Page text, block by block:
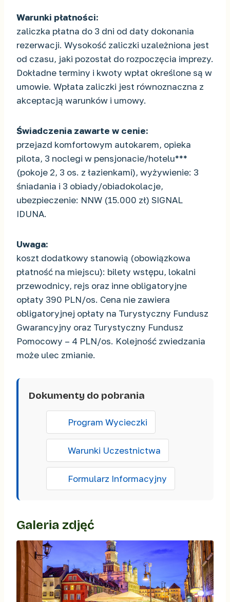
Warunki płatności:
zaliczka płatna do 3 dni od daty dokonania
rezerwacji. Wysokość zaliczki uzależniona jest
od czasu, jaki pozostał do rozpoczęcia imprezy.
Dokładne terminy i kwoty wpłat określone są w
umowie. Wpłata zaliczki jest równoznaczna z
akceptacją warunków i umowy.
Świadczenia zawarte w cenie:
przejazd komfortowym autokarem, opieka
pilota, 3 noclegi w pensjonacie/hotelu***
(pokoje 2, 3 os. z łazienkami), wyżywienie: 3
śniadania i 3 obiady/obiadokolacje,
ubezpieczenie: NNW (15.000 zł) SIGNAL
IDUNA.
Uwaga:
koszt dodatkowy stanowią (obowiązkowa
płatność na miejscu): bilety wstępu, lokalni
przewodnicy, rejs oraz inne obligatoryjne
opłaty 390 PLN/os. Cena nie zawiera
obligatoryjnej opłaty na Turystyczny Fundusz
Gwarancyjny oraz Turystyczny Fundusz
Pomocowy – 4 PLN/os. Kolejność zwiedzania
może ulec zmianie.
Dokumenty do pobrania
Program Wycieczki
Warunki Uczestnictwa
Formularz Informacyjny
Galeria zdjęć